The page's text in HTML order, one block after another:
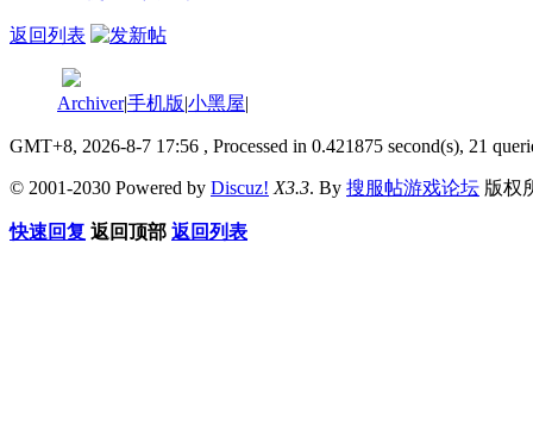
返回列表
Archiver|手机版|小黑屋|
GMT+8, 2026-8-7 17:56 , Processed in 0.421875 second(s), 21
© 2001-2030 Powered by Discuz! X3.3. By 搜服帖游戏论坛 版权
快速回复 返回顶部 返回列表